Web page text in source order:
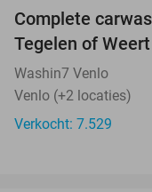
Complete
Tegelen of Weert
Washin7 Venlo
Venlo (+2 locaties)
Verkocht: 7.529